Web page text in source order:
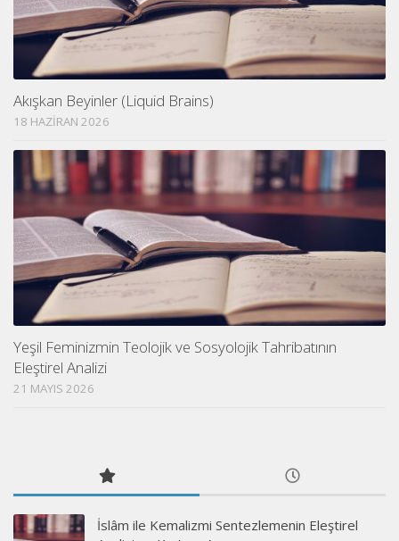
Akışkan Beyinler (Liquid Brains)
18 HAZIRAN 2026
Yeşil Feminizmin Teolojik ve Sosyolojik Tahribatının
Eleştirel Analizi
21 MAYIS 2026
İslâm ile Kemalizmi Sentezlemenin Eleştirel